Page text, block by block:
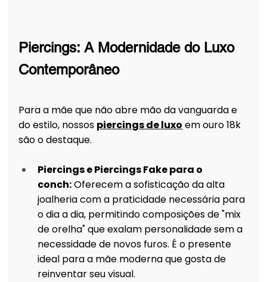
Piercings: A Modernidade do Luxo
Contemporâneo
Para a mãe que não abre mão da vanguarda e
do estilo, nossos piercings de luxo em ouro 18k
são o destaque.
Piercings e Piercings Fake para o
conch: Oferecem a sofisticação da alta
joalheria com a praticidade necessária para
o dia a dia, permitindo composições de "mix
de orelha" que exalam personalidade sem a
necessidade de novos furos. É o presente
ideal para a mãe moderna que gosta de
reinventar seu visual.